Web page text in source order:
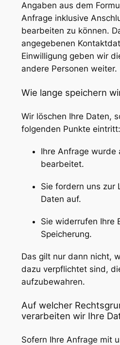
Angaben aus dem
Anfrage inklusive
bearbeiten zu können.
angegebenen
Einwilligung geben wir
andere Personen weiter.
Wie lange speichern
Wir löschen Ihre Daten,
folgenden Punkte eintritt:
Ihre Anfrage wurde
bearbeitet.
Sie fordern uns zur
Daten auf.
Sie widerrufen Ihre
Speicherung.
Das gilt nur dann nicht,
dazu verpflichtet sind,
aufzubewahren.
Auf welcher
verarbeiten wir Ihre
Sofern Ihre Anfrage mit